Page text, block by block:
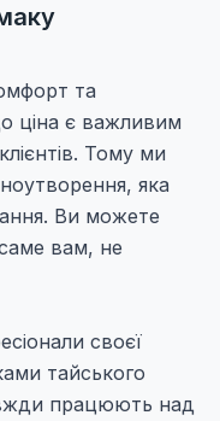
та
ціна є важливим
Тому ми
яка
Ви можете
вам, не
своєї
тайського
працюють над